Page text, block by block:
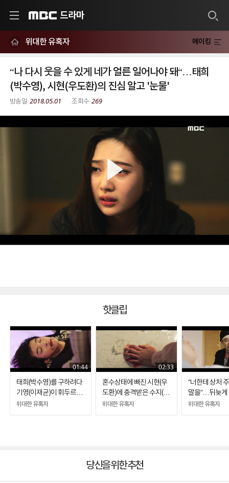
드라마
위대한 유혹자 메이킹
“나 다시 웃을 수 있게 네가 얼른 일어나야 돼“…태희
(박수영), 시현(우도환)의 진심 알고 '눈물'
2018.05.01 269
핫클립
01:44
태희(박수영)를 구하려다
기영(이재균)이 휘두르는
골프채에 맞고 쓰러진 시
현(우도환)
위대한 유혹자
02:33
혼수상태에 빠진 시현(우
도환)에 충격받은 수지(문
가영), 약에 취해 '자해'
위대한 유혹자
“너한테 상처
말을“…뒤늦게
게 된 석우(신
(우도환) 찾아
위대한 유혹자
당신을 위한 추천